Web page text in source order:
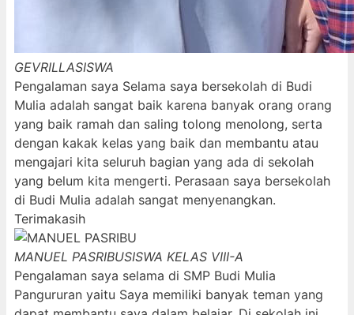
GEVRILLASISWA
Pengalaman saya Selama saya bersekolah di Budi
Mulia adalah sangat baik karena banyak orang orang
yang baik ramah dan saling tolong menolong, serta
dengan kakak kelas yang baik dan membantu atau
mengajari kita seluruh bagian yang ada di sekolah
yang belum kita mengerti. Perasaan saya bersekolah
di Budi Mulia adalah sangat menyenangkan.
Terimakasih
MANUEL PASRIBUSISWA KELAS VIII-A
Pengalaman saya selama di SMP Budi Mulia
Pangururan yaitu Saya memiliki banyak teman yang